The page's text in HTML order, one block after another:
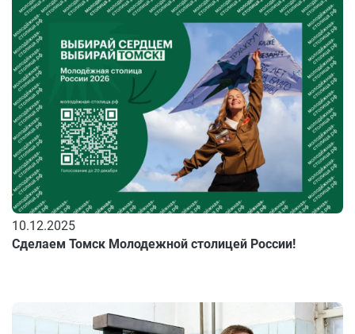
10.12.2025
Сделаем Томск Молодежной столицей России!